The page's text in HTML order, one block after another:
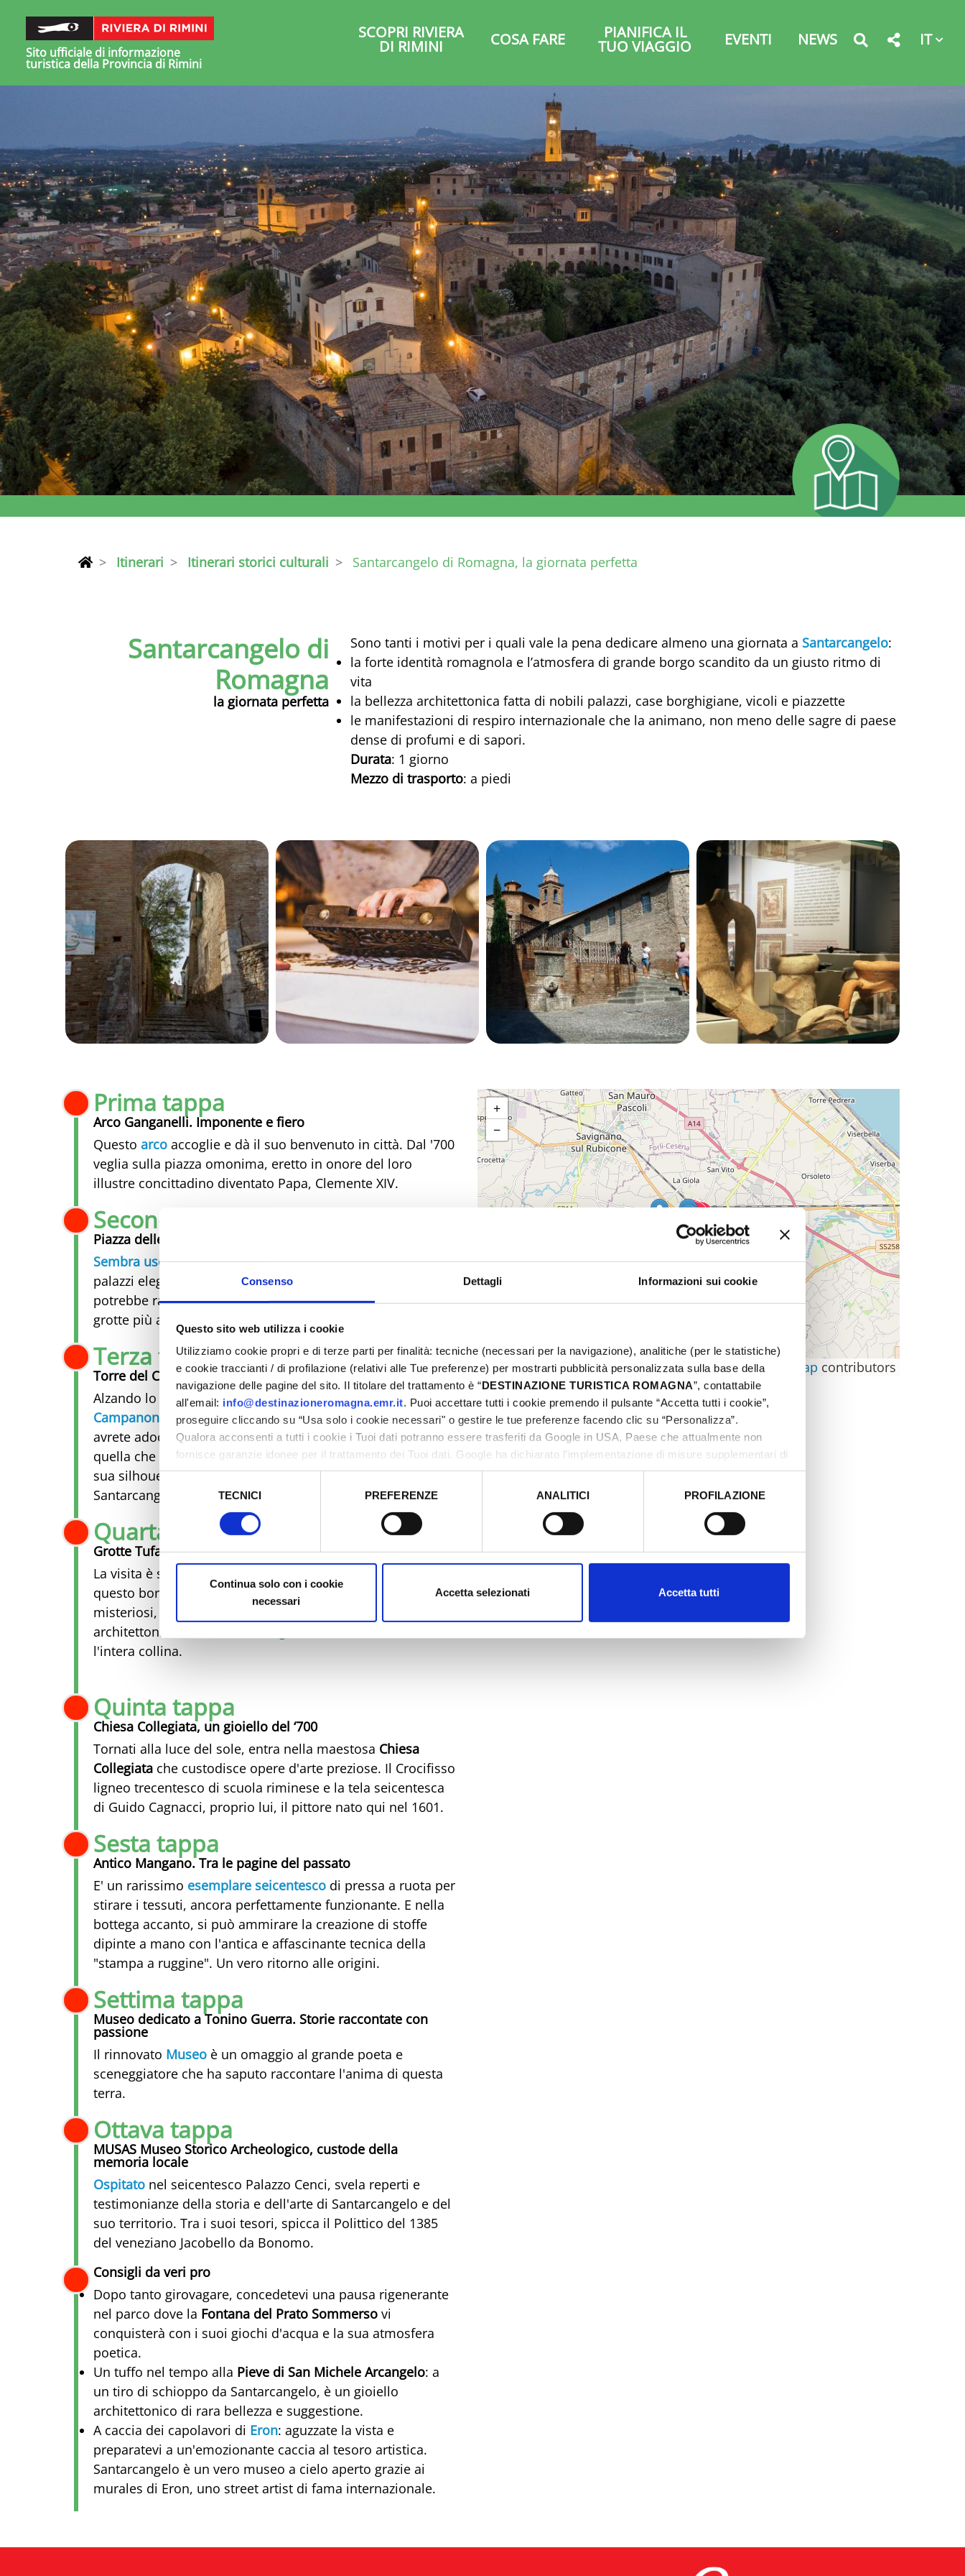
Consenso Dettagli Informazioni sui cookie
Questo sito web utilizza i cookie
Utilizziamo cookie propri e di terze parti per finalità: tecniche (necessari per la navigazione), analitiche (per le statistiche)
e cookie traccianti / di profilazione (relativi alle Tue preferenze) per mostrarti pubblicità personalizzata sulla base della
navigazione delle pagine del sito. Il titolare del trattamento è “DESTINAZIONE TURISTICA ROMAGNA”, contattabile
all'email: info@destinazioneromagna.emr.it. Puoi accettare tutti i cookie premendo il pulsante “Accetta tutti i cookie”,
proseguire cliccando su “Usa solo i cookie necessari" o gestire le tue preferenze facendo clic su “Personalizza”.
Qualora acconsenti a tutti i cookie i Tuoi dati potranno essere trasferiti da Google in USA, Paese che attualmente non
fornisce garanzie idonee per il trattamento dei Tuoi dati. Google ha dichiarato l’implementazione di misure supplementari di
sicurezza a Tutela dei navigatori, che abbiamo valutato essere sufficienti.
Selezione
del
TECNICI PREFERENZE ANALITICI PROFILAZIONE
Continua solo con i cookie
necessari
Accetta selezionati Accetta tutti
Sito ufficiale di informazione
turistica della Provincia di Rimini
SCOPRI RIVIERA
DI RIMINI COSA FARE PIANIFICA IL
TUO VIAGGIO EVENTI NEWS IT
Itinerari Itinerari storici culturali Santarcangelo di Romagna, la giornata perfetta
Santarcangelo di
Romagna
la giornata perfetta
Sono tanti i motivi per i quali vale la pena dedicare almeno una giornata a Santarcangelo:
la forte identità romagnola e l’atmosfera di grande borgo scandito da un giusto ritmo di
vita
la bellezza architettonica fatta di nobili palazzi, case borghigiane, vicoli e piazzette
le manifestazioni di respiro internazionale che la animano, non meno delle sagre di paese
dense di profumi e di sapori.
Durata: 1 giorno
Mezzo di trasporto: a piedi
Prima tappa
Arco Ganganelli. Imponente e fiero
Questo arco accoglie e dà il suo benvenuto in città. Dal '700
veglia sulla piazza omonima, eretto in onore del loro
illustre concittadino diventato Papa, Clemente XIV.
Seconda tappa
Piazza delle Monache. Tra storia e architettura
Sembra uscita da un libro di fiabe medievali, con i suoi
palazzi eleganti, un pozzo antico che chissà quante storie
potrebbe raccontare, e un accesso segreto a una delle
grotte più affascinanti del sottosuolo.
Terza tappa
Torre del Campanone, simbolo del profilo di Santarcangelo
Alzando lo sguardo, ecco che spunta laTorre del
Campanone
, un "gigante" ottocentesco che sicuramente
avrete adocchiato da lontano. Non sarà la torre originaria,
quella che sorvegliava l'antica porta della città, ma con la
sua silhouette inconfondibile è un vero simbolo di
Santarcangelo.
Quarta tappa
Grotte Tufacee. Avventure nel cuore della terra
La visita è solo su prenotazione, quindi organizzatevi. Sotto
questo borgo si cela un labirinto di spazi circolari, cunicoli
misteriosi, pozzi e gallerie che sono un vero spettacolo
architettonico. Oltre duecento
l'intera collina.
Quinta tappa
Chiesa Collegiata, un gioiello del ‘700
Tornati alla luce del sole, entra nella maestosa Chiesa
Collegiata che custodisce opere d'arte preziose. Il Crocifisso
ligneo trecentesco di scuola riminese e la tela seicentesca
di Guido Cagnacci, proprio lui, il pittore nato qui nel 1601.
Sesta tappa
Antico Mangano. Tra le pagine del passato
E' un rarissimo esemplare seicentesco di pressa a ruota per
stirare i tessuti, ancora perfettamente funzionante. E nella
bottega accanto, si può ammirare la creazione di stoffe
dipinte a mano con l'antica e affascinante tecnica della
"stampa a ruggine". Un vero ritorno alle origini.
Settima tappa
Museo dedicato a Tonino Guerra. Storie raccontate con
passione
Il rinnovato Museo è un omaggio al grande poeta e
sceneggiatore che ha saputo raccontare l'anima di questa
terra.
Ottava tappa
MUSAS Museo Storico Archeologico, custode della
memoria locale
Ospitato nel seicentesco Palazzo Cenci, svela reperti e
testimonianze della storia e dell'arte di Santarcangelo e del
suo territorio. Tra i suoi tesori, spicca il Polittico del 1385
del veneziano Jacobello da Bonomo.
Consigli da veri pro
Dopo tanto girovagare, concedetevi una pausa rigenerante
nel parco dove la Fontana del Prato Sommerso vi
conquisterà con i suoi giochi d'acqua e la sua atmosfera
poetica.
Un tuffo nel tempo alla Pieve di San Michele Arcangelo: a
un tiro di schioppo da Santarcangelo, è un gioiello
architettonico di rara bellezza e suggestione.
A caccia dei capolavori di Eron: aguzzate la vista e
preparatevi a un'emozionante caccia al tesoro artistica.
Santarcangelo è un vero museo a cielo aperto grazie ai
murales di Eron, uno street artist di fama internazionale.
+
−
Leaflet |©OpenStreetMap contributors